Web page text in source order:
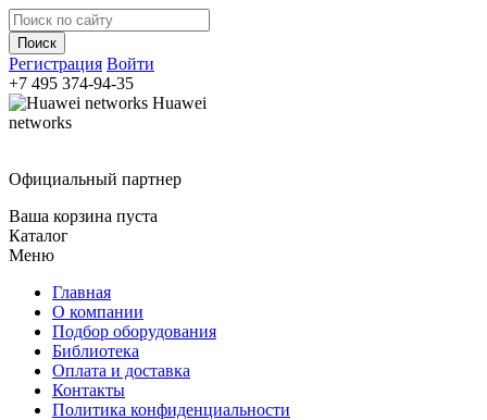
Регистрация Войти
+7 495 374-94-35
Huawei
networks
Официальный партнер
Ваша корзина пуста
Каталог
Меню
Главная
О компании
Подбор оборудования
Библиотека
Оплата и доставка
Контакты
Политика конфиденциальности